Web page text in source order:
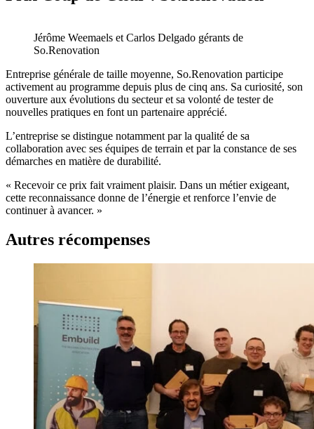
Jérôme Weemaels et Carlos Delgado gérants de
So.Renovation
Entreprise générale de taille moyenne, So.Renovation participe
activement au programme depuis plus de cinq ans. Sa curiosité, son
ouverture aux évolutions du secteur et sa volonté de tester de
nouvelles pratiques en font un partenaire apprécié.
L’entreprise se distingue notamment par la qualité de sa
collaboration avec ses équipes de terrain et par la constance de ses
démarches en matière de durabilité.
« Recevoir ce prix fait vraiment plaisir. Dans un métier exigeant,
cette reconnaissance donne de l’énergie et renforce l’envie de
continuer à avancer. »
Autres récompenses